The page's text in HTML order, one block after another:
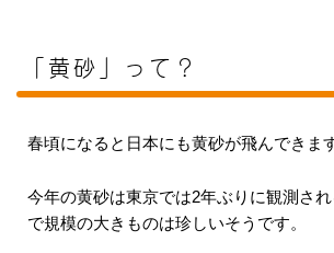
「黄砂」って？
春頃になると日本にも黄砂が飛んできます
今年の黄砂は東京では2年ぶりに観測さ
で規模の大きものは珍しいそうです。